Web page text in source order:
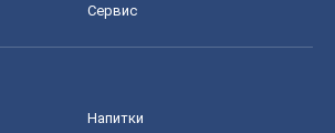
Сервис
Напитки